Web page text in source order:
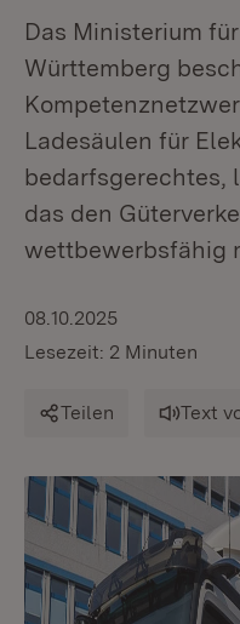
Das Ministerium
Württemberg
Ladesäulen für
bedarfsgerechtes,
das den
wettbewerbsfähig
08.10.2025
Lesezeit: 2 Minuten
Teilen Text